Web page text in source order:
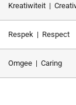
Kreatiwiteit |
Respek | Respect
Omgee | Caring